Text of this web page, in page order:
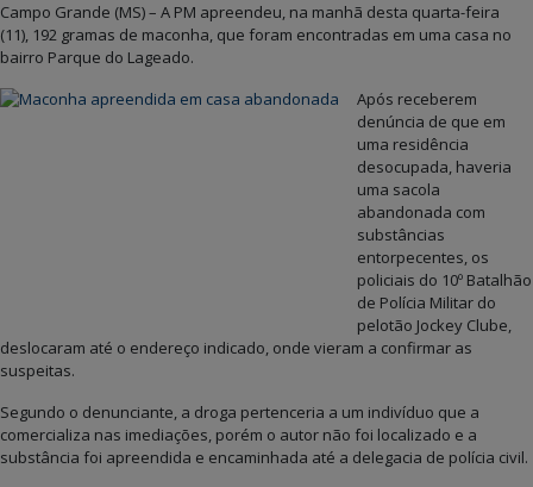
Campo Grande (MS) – A PM apreendeu, na manhã desta quarta-feira
(11), 192 gramas de maconha, que foram encontradas em uma casa no
bairro Parque do Lageado.
Após receberem
denúncia de que em
uma residência
desocupada, haveria
uma sacola
abandonada com
substâncias
entorpecentes, os
policiais do 10º Batalhão
de Polícia Militar do
pelotão Jockey Clube,
deslocaram até o endereço indicado, onde vieram a confirmar as
suspeitas.
Segundo o denunciante, a droga pertenceria a um indivíduo que a
comercializa nas imediações, porém o autor não foi localizado e a
substância foi apreendida e encaminhada até a delegacia de polícia civil.